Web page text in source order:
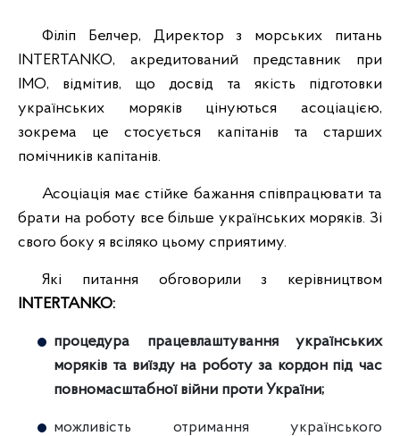
Філіп Белчер, Директор з морських питань
INTERTANKO, акредитований представник при
IMO, відмітив, що досвід та якість підготовки
українських моряків цінуються асоціацією,
зокрема це стосується капітанів та старших
помічників капітанів.
Асоціація має стійке бажання співпрацювати та
брати на роботу все більше українських моряків. Зі
свого боку я всіляко цьому сприятиму.
Які питання обговорили з керівництвом
INTERTANKO:
процедура працевлаштування українських
моряків та виїзду на роботу за кордон під час
повномасштабної війни проти України;
можливість отримання українського